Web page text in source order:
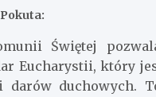
Świętej
Eucharystii, który
darów duchowych.